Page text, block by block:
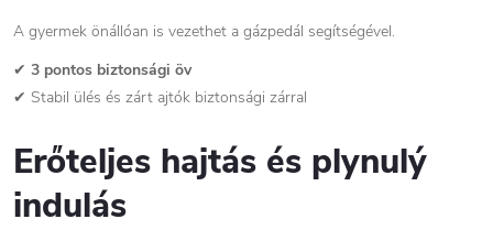
A gyermek önállóan is vezethet a gázpedál segítségével.
✔ 3 pontos biztonsági öv
✔ Stabil ülés és zárt ajtók biztonsági zárral
Erőteljes hajtás és plynulý
indulás